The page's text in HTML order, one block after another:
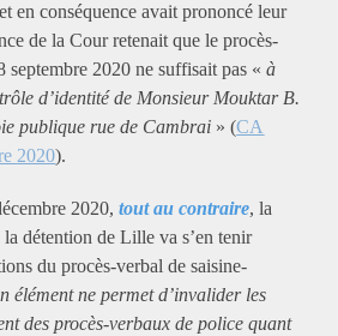
en conséquence avait prononcé leur
de la Cour retenait que le procès-
septembre 2020 ne suffisait pas «à
d’identité de Monsieur Mouktar B.
publique rue de Cambrai » (CA
2020).
2020,tout au contraire, la
la détention de Lille va s’en tenir
du procès-verbal de saisine-
élément ne permet d’invalider les
des procès-verbaux de police quant